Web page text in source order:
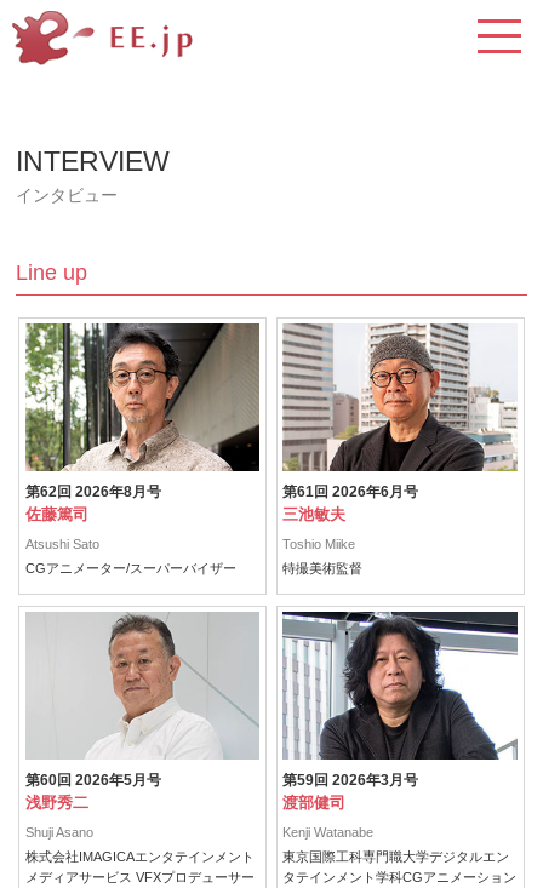
INTERVIEW
インタビュー
Line up
第62回 2026年8月号
佐藤篤司
Atsushi Sato
CGアニメーター/スーパーバイザー
第61回 2026年6月号
三池敏夫
Toshio Miike
特撮美術監督
第60回 2026年5月号
浅野秀二
Shuji Asano
株式会社IMAGICAエンタテインメント
メディアサービス VFXプロデューサー
第59回 2026年3月号
渡部健司
Kenji Watanabe
東京国際工科専門職大学デジタルエン
タテインメント学科CGアニメーション